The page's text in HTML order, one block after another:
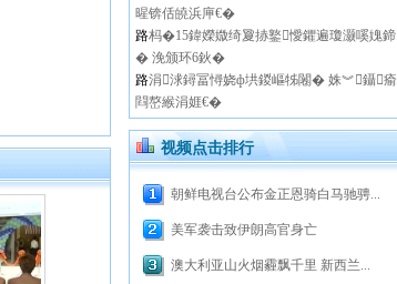
暒锛佸皢浜庘€�
路杩�15鍏嬫媺绮夐捇鐜懓鑺遍瓊灏嗘媿鍗
� 浼颁环6鈥�
路涓浗鐞冨憳娆ф垬鍐嶇牬闂� 姝︾鑷瘉
閰嶅緱涓娾€�
视频点击排行
朝鲜电视台公布金正恩骑白马驰骋...
美军袭击致伊朗高官身亡
澳大利亚山火烟霾飘千里 新西兰...